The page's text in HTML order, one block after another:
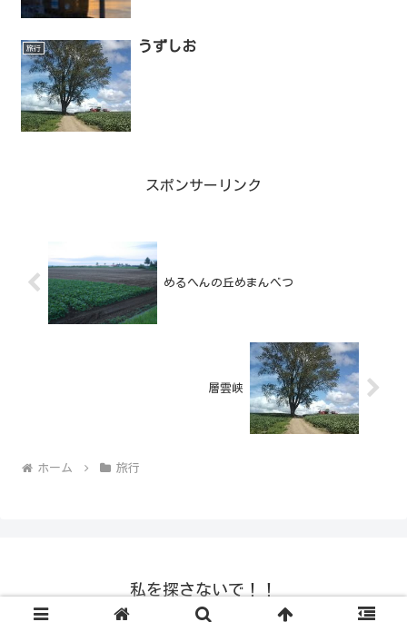
旅行 うずしお
スポンサーリンク
めるへんの丘めまんべつ
層雲峡
ホーム 旅行
私を探さないで！！
© 2008-2026 私を探さないで！！.